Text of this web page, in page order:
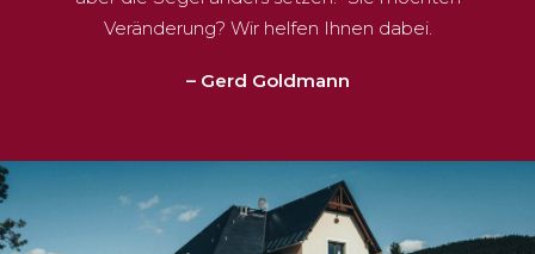
Veränderung? Wir helfen Ihnen dabei.
– Gerd Goldmann